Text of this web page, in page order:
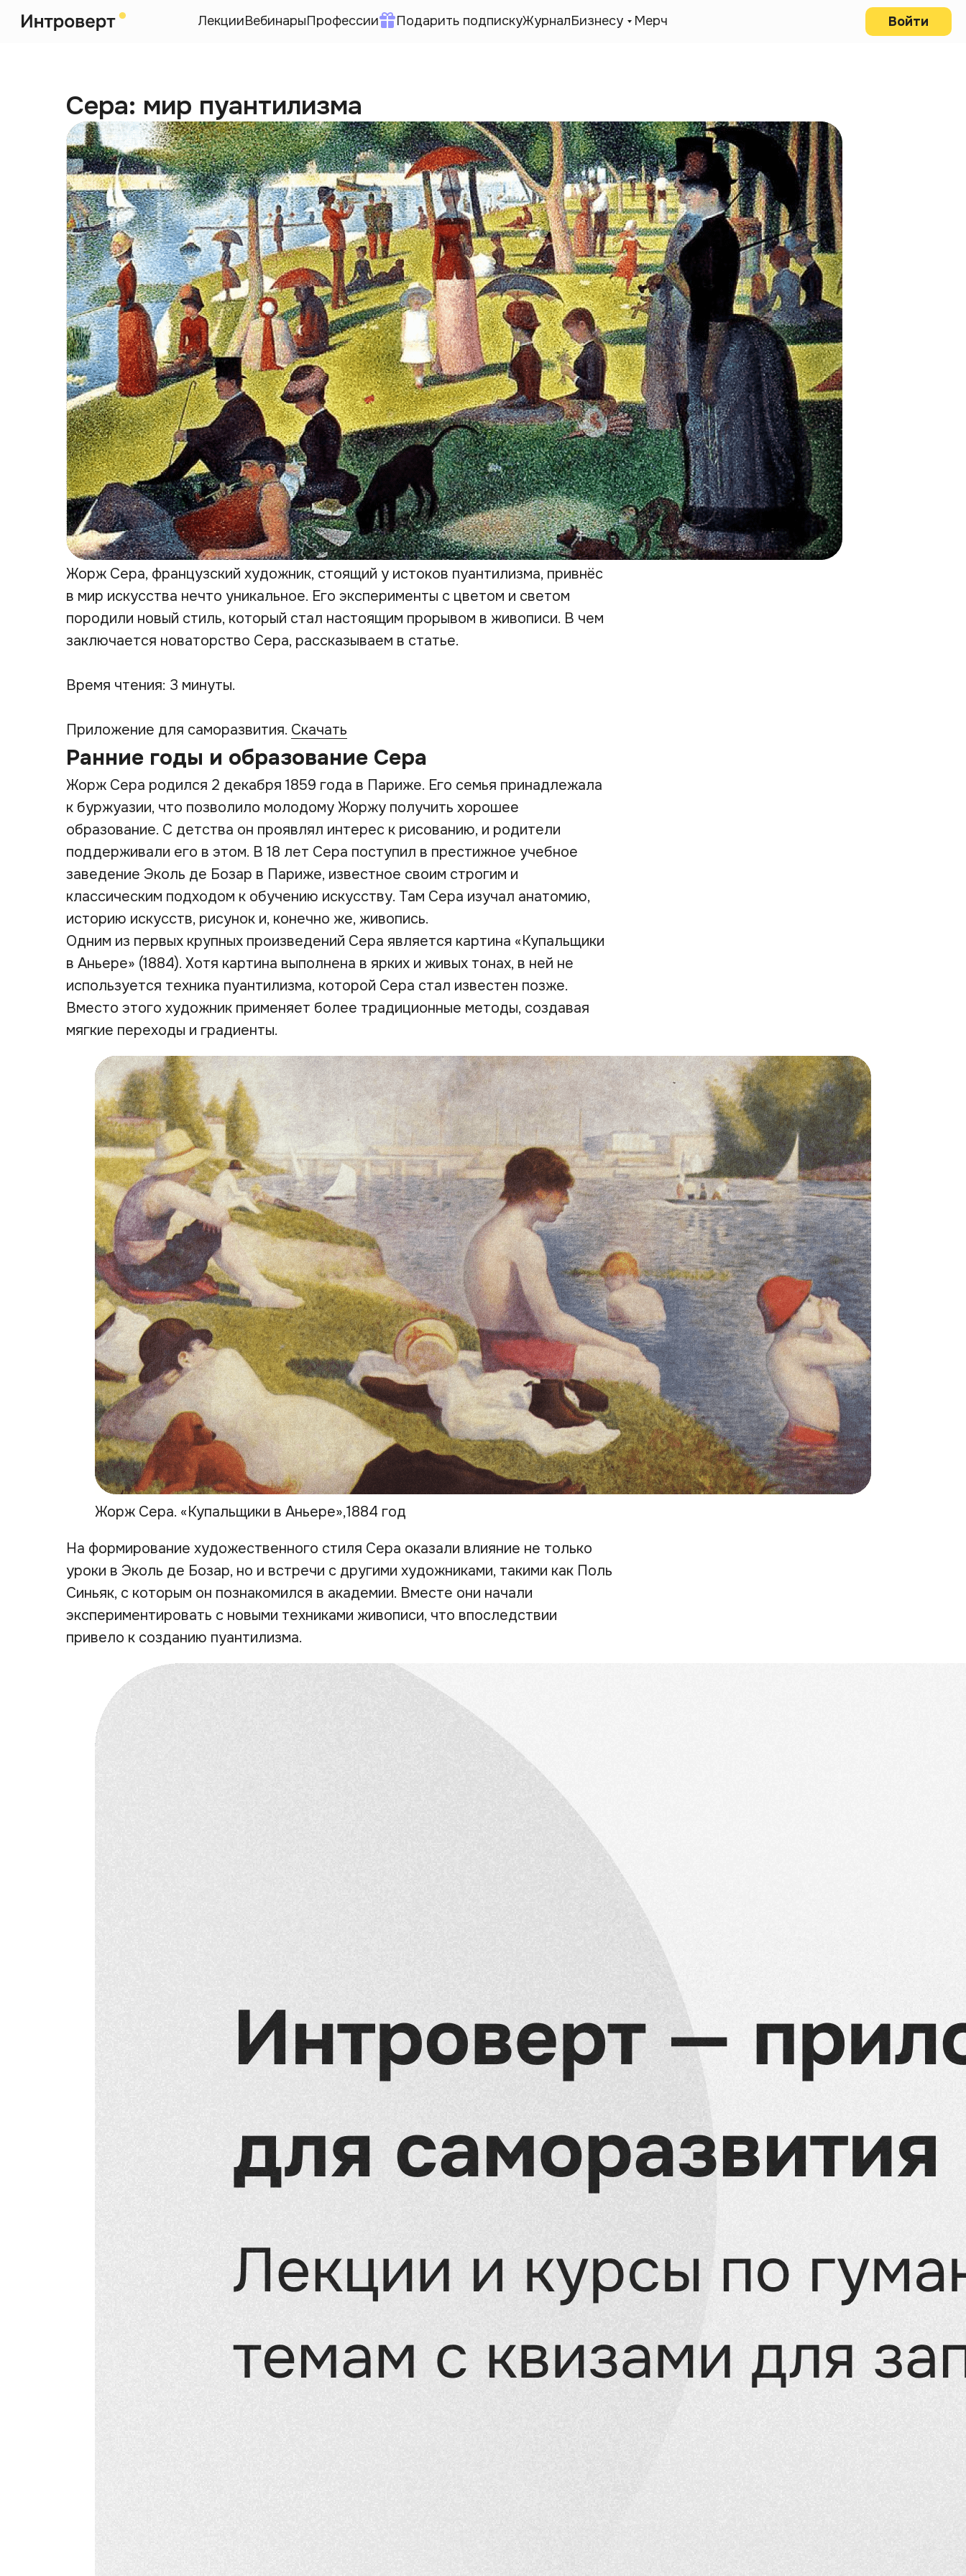
ЛекцииВебинарыПрофессии Подарить подпискуЖурналБизнесу Мерч Войти
Сера: мир пуантилизма
Жорж Сера, французский художник, стоящий у истоков пуантилизма, привнёс
в мир искусства нечто уникальное. Его эксперименты с цветом и светом
породили новый стиль, который стал настоящим прорывом в живописи. В чем
заключается новаторство Сера, рассказываем в статье.
Время чтения: 3 минуты.
Приложение для саморазвития. Скачать
Ранние годы и образование Сера
Жорж Сера родился 2 декабря 1859 года в Париже. Его семья принадлежала
к буржуазии, что позволило молодому Жоржу получить хорошее
образование. С детства он проявлял интерес к рисованию, и родители
поддерживали его в этом. В 18 лет Сера поступил в престижное учебное
заведение Эколь де Бозар в Париже, известное своим строгим и
классическим подходом к обучению искусству. Там Сера изучал анатомию,
историю искусств, рисунок и, конечно же, живопись.
Одним из первых крупных произведений Сера является картина «Купальщики
в Аньере» (1884). Хотя картина выполнена в ярких и живых тонах, в ней не
используется техника пуантилизма, которой Сера стал известен позже.
Вместо этого художник применяет более традиционные методы, создавая
мягкие переходы и градиенты.
Жорж Сера. «Купальщики в Аньере»,1884 год
На формирование художественного стиля Сера оказали влияние не только
уроки в Эколь де Бозар, но и встречи с другими художниками, такими как Поль
Синьяк, с которым он познакомился в академии. Вместе они начали
экспериментировать с новыми техниками живописи, что впоследствии
привело к созданию пуантилизма.